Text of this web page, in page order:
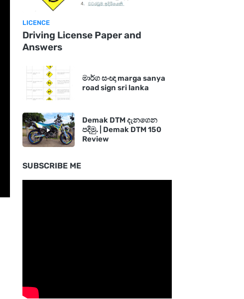
LICENCE
Driving License Paper and
Answers
මාර්ග සංඥා marga sanya
road sign sri lanka
Demak DTM දැනගෙන
පදිමු. | Demak DTM 150
Review
SUBSCRIBE ME